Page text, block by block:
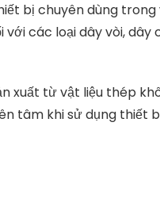
bị chuyên dùng
với các loại dây vòi,
xuất từ vật liệu thép
tâm khi sử dụng thiết